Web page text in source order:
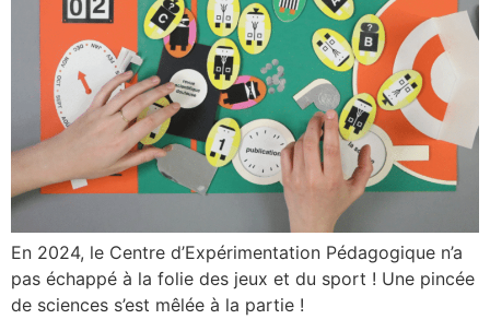
En 2024, le Centre d’Expérimentation Pédagogique n’a
pas échappé à la folie des jeux et du sport ! Une pincée
de sciences s’est mêlée à la partie !